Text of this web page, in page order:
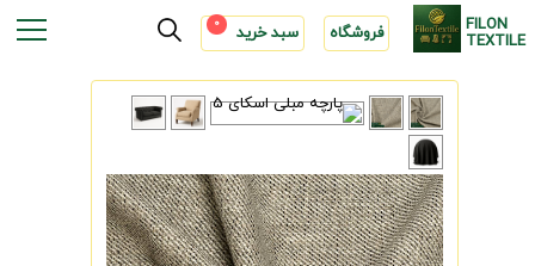
FILON
TEXTILE فروشگاه سبد خرید 0